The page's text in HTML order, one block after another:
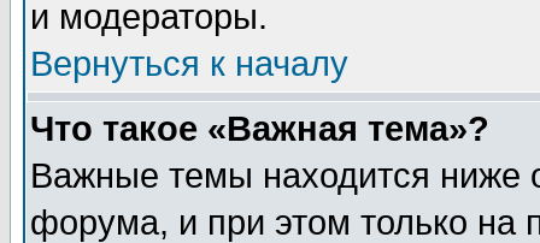
и модераторы.
Вернуться к началу
Что такое «Важная тема»?
Важные темы находится ниже
форума, и при этом только на